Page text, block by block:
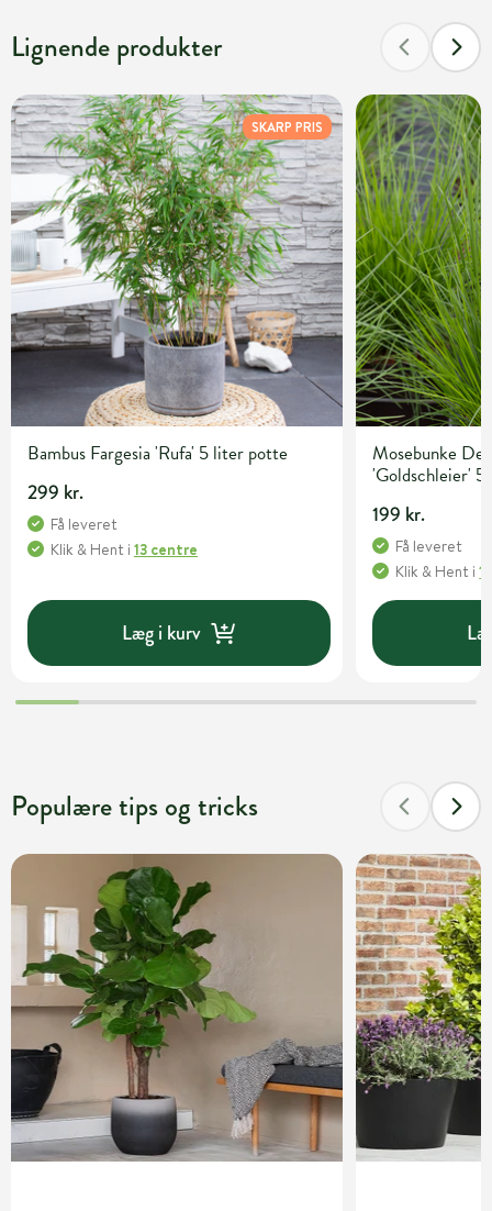
Lignende produkter
SKARP PRIS
Bambus Fargesia 'Rufa' 5 liter potte
299 kr.
Få leveret
Klik & Hent i 13 centre
Læg i kurv
Mosebunke
'Goldschleier'
199 kr.
Få leveret
Klik & Hent i
Populære tips og tricks